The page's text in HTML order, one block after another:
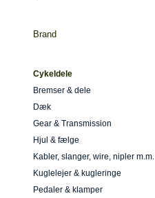
Brand
Cykeldele
Bremser & dele
Dæk
Gear & Transmission
Hjul & fælge
Kabler, slanger, wire, nipler m.m.
Kuglelejer & kugleringe
Pedaler & klamper